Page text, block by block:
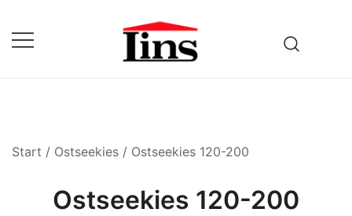
Inhalt
springen
Start / Ostseekies / Ostseekies 120-200
Ostseekies 120-200